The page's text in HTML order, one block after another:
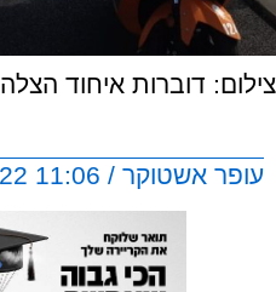
צילום: דוברות איחוד הצלה
עופר אשטוקר / 11:06 01.06.22